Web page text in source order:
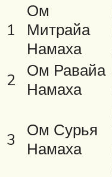
1
Ом
Митрайа
Намаха
2
Ом Равайа
Намаха
3
Ом Сурья
Намаха